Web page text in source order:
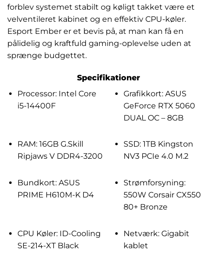
forblev systemet stabilt og køligt takket være et
velventileret kabinet og en effektiv CPU-køler.
Esport Ember er et bevis på, at man kan få en
pålidelig og kraftfuld gaming-oplevelse uden at
sprænge budgettet.
Specifikationer
Processor: Intel Core
i5-14400F
Grafikkort: ASUS
GeForce RTX 5060
DUAL OC – 8GB
RAM: 16GB G.Skill
Ripjaws V DDR4-3200
SSD: 1TB Kingston
NV3 PCIe 4.0 M.2
Bundkort: ASUS
PRIME H610M-K D4
Strømforsyning:
550W Corsair CX550
80+ Bronze
CPU Køler: ID-Cooling
SE-214-XT Black
Netværk: Gigabit
kablet